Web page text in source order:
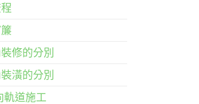
修的分別
潢的分別
軌道施工